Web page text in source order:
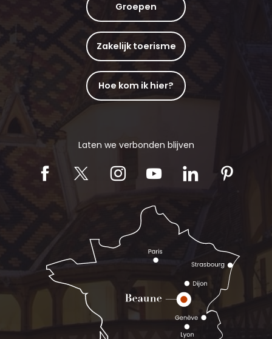
Groepen
Zakelijk toerisme
Hoe kom ik hier?
Laten we verbonden blijven